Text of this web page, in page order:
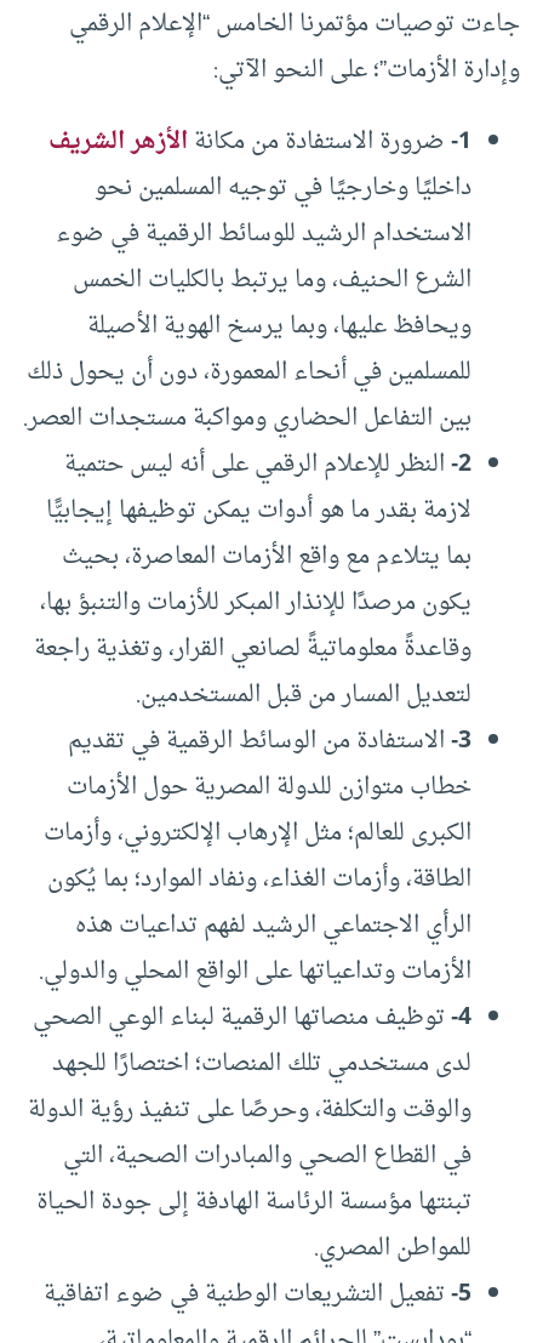
جاءت توصيات مؤتمرنا الخامس “الإعلام الرقمي
وإدارة الأزمات”؛ على النحو الآتي:
1- ضرورة الاستفادة من مكانةالأزهر الشريف
داخليًا وخارجيًا في توجيه المسلمين نحو
الاستخدام الرشيد للوسائط الرقمية في ضوء
الشرع الحنيف، وما يرتبط بالكليات الخمس
ويحافظ عليها، وبما يرسخ الهوية الأصيلة
للمسلمين في أنحاء المعمورة، دون أن يحول ذلك
بين التفاعل الحضاري ومواكبة مستجدات العصر.
2- النظر للإعلام الرقمي على أنه ليس حتمية
لازمة بقدر ما هو أدوات يمكن توظيفها إيجابيًّا
بما يتلاءم مع واقع الأزمات المعاصرة، بحيث
يكون مرصدًا للإنذار المبكر للأزمات والتنبؤ بها،
وقاعدةً معلوماتيةً لصانعي القرار، وتغذية راجعة
لتعديل المسار من قبل المستخدمين.
3- الاستفادة من الوسائط الرقمية في تقديم
خطاب متوازن للدولة المصرية حول الأزمات
الكبرى للعالم؛ مثل الإرهاب الإلكتروني، وأزمات
الطاقة، وأزمات الغذاء، ونفاد الموارد؛ بما يُكون
الرأي الاجتماعي الرشيد لفهم تداعيات هذه
الأزمات وتداعياتها على الواقع المحلي والدولي.
4- توظيف منصاتها الرقمية لبناء الوعي الصحي
لدى مستخدمي تلك المنصات؛ اختصارًا للجهد
والوقت والتكلفة، وحرصًا على تنفيذ رؤية الدولة
في القطاع الصحي والمبادرات الصحية، التي
تبنتها مؤسسة الرئاسة الهادفة إلى جودة الحياة
للمواطن المصري.
5- تفعيل التشريعات الوطنية في ضوء اتفاقية